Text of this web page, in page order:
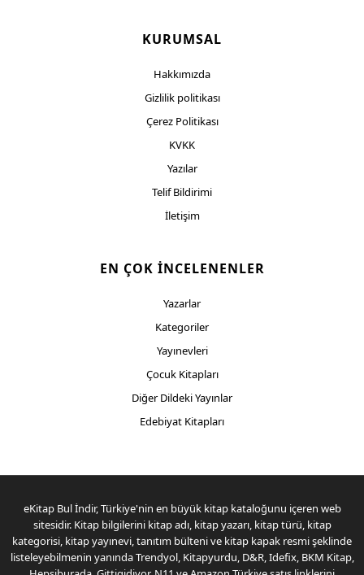
KURUMSAL
Hakkımızda
Gizlilik politikası
Çerez Politikası
KVKK
Yazılar
Telif Bildirimi
İletişim
EN ÇOK İNCELENENLER
Yazarlar
Kategoriler
Yayınevleri
Çocuk Kitapları
Diğer Dildeki Yayınlar
Edebiyat Kitapları
eKitap Bul İndir, Türkiye'nin en büyük kitap kataloğunu içeren web
sitesidir. Kitap bilgilerini kitap adı, kitap yazarı, kitap türü, kitap
kategorisi, kitap yayınevi, tanıtım bülteni ve kitap kapak resmi şeklinde
listeleyebilmenin yanında Trendyol, Kitapyurdu, D&R, Idefix, BKM Kitap,